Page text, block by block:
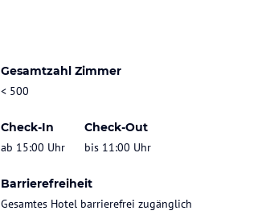
Gesamtzahl Zimmer
< 500
Check-In
ab 15:00 Uhr
Check-Out
bis 11:00 Uhr
Barrierefreiheit
Gesamtes Hotel barrierefrei zugänglich